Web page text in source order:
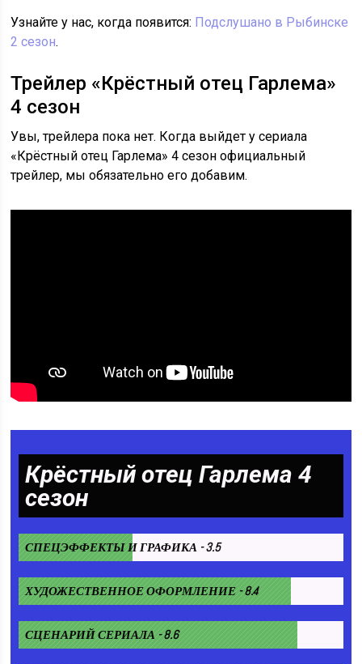
Узнайте у нас, когда появится: Подслушано в Рыбинске
2 сезон.
Трейлер «Крёстный отец Гарлема»
4 сезон
Увы, трейлера пока нет. Когда выйдет у сериала
«Крёстный отец Гарлема» 4 сезон официальный
трейлер, мы обязательно его добавим.
Крёстный отец Гарлема 4
сезон
СПЕЦЭФФЕКТЫ И ГРАФИКА - 3.5
ХУДОЖЕСТВЕННОЕ ОФОРМЛЕНИЕ - 8.4
СЦЕНАРИЙ СЕРИАЛА - 8.6